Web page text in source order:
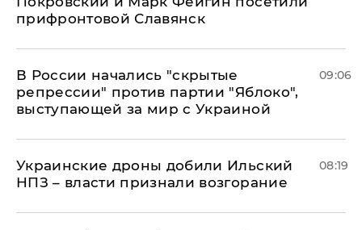
прифронтовой Славянск
В России начались "скрытые
репрессии" против партии "Яблоко",
выступающей за мир с Украиной
09:06
Украинские дроны добили Ильский
НПЗ – власти признали возгорание
08:19